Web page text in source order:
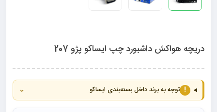
دریچه هواکش داشبورد چپ ایساکو پژو 207
! توجه به برند داخل بسته‌بندی ایساکو ⌄